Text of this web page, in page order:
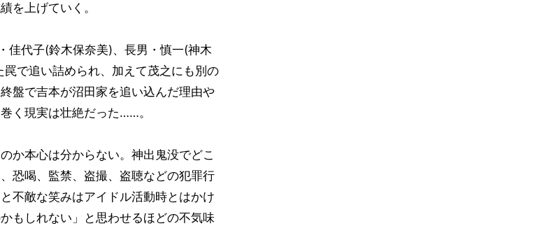
を上げていく。
佳代子(鈴木保奈美)、長男・慎一(神木
で追い詰められ、加えて茂之にも別の
盤で吉本が沼田家を追い込んだ理由や
く現実は壮絶だった……。
か本心は分からない。神出鬼没でどこ
恐喝、監禁、盗撮、盗聴などの犯罪行
不敵な笑みはアイドル活動時とはかけ
もしれない」と思わせるほどの不気味